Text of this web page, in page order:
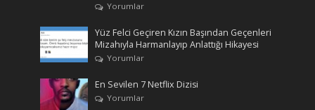
Yorumlar
Yüz Felci Geçiren Kızın Başından Geçenleri
Mizahıyla Harmanlayıp Anlattığı Hikayesi
Yorumlar
En Sevilen 7 Netflix Dizisi
Yorumlar